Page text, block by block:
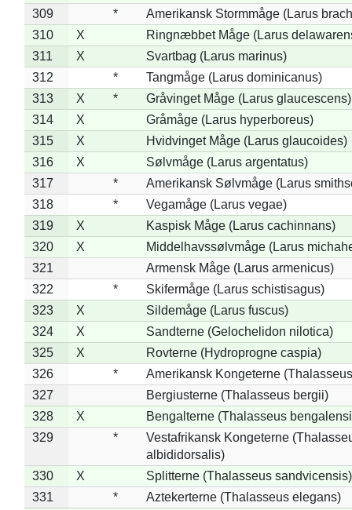
309
*
Amerikansk Stormmåge (Larus
310
X
Ringnæbbet Måge (Larus
311
X
Svartbag (Larus marinus)
312
*
Tangmåge (Larus dominicanus)
313
X *
Gråvinget Måge (Larus glaucescens)
314
X
Gråmåge (Larus hyperboreus)
315
X
Hvidvinget Måge (Larus glaucoides)
316
X
Sølvmåge (Larus argentatus)
317
*
Amerikansk Sølvmåge (Larus
318
*
Vegamåge (Larus vegae)
319
X
Kaspisk Måge (Larus cachinnans)
320
X
Middelhavssølvmåge (Larus
321
Armensk Måge (Larus armenicus)
322
*
Skifermåge (Larus schistisagus)
323
X
Sildemåge (Larus fuscus)
324
X
Sandterne (Gelochelidon nilotica)
325
X
Rovterne (Hydroprogne caspia)
326
*
Amerikansk Kongeterne
327
Bergiusterne (Thalasseus bergii)
328
X
Bengalterne (Thalasseus
329
*
Vestafrikansk Kongeterne
albididorsalis)
330
X
Splitterne (Thalasseus sandvicensis)
331
*
Aztekerterne (Thalasseus elegans)